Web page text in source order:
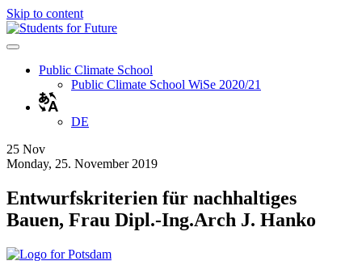
Skip to content
Public Climate School
Public Climate School WiSe 2020/21
DE
25 Nov
Monday, 25. November 2019
Entwurfskriterien für nachhaltiges
Bauen, Frau Dipl.-Ing.Arch J. Hanko